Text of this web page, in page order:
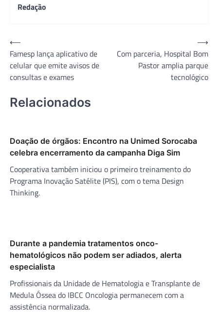
Redação
Navegação
de
Post
⟵
Famesp lança aplicativo de
celular que emite avisos de
consultas e exames
Com parceria, Hospital Bom
Pastor amplia parque
tecnológico
⟶
Relacionados
Doação de órgãos: Encontro na Unimed Sorocaba
celebra encerramento da campanha Diga Sim
Cooperativa também iniciou o primeiro treinamento do
Programa Inovação Satélite (PIS), com o tema Design
Thinking.
Durante a pandemia tratamentos onco-
hematológicos não podem ser adiados, alerta
especialista
Profissionais da Unidade de Hematologia e Transplante de
Medula Óssea do IBCC Oncologia permanecem com a
assistência normalizada.